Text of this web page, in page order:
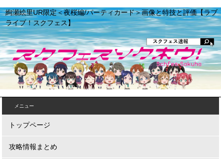
絢瀬絵里UR限定＜夜桜編/パーティカード＞画像と特技と評価【ラブ
ライブ！スクフェス】
メニュー
トップページ
攻略情報まとめ